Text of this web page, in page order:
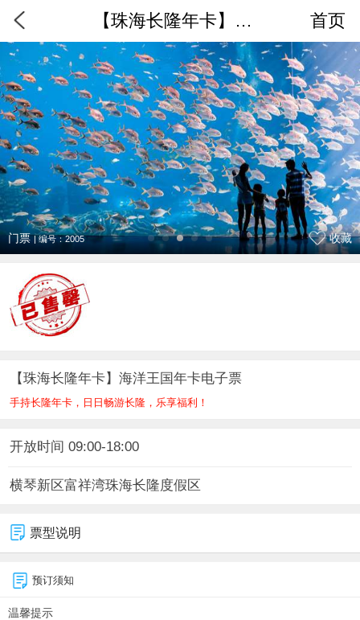
【珠海长隆年卡】海洋王国年卡电子票 首页
门票 | 编号：2005 收藏
【珠海长隆年卡】海洋王国年卡电子票
手持长隆年卡，日日畅游长隆，乐享福利！
开放时间 09:00-18:00
横琴新区富祥湾珠海长隆度假区
票型说明
预订须知
温馨提示